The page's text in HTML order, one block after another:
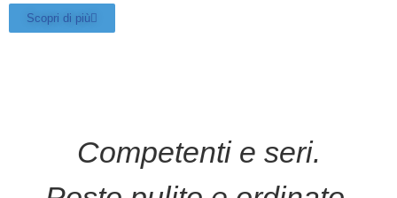
Scopri di più
Competenti e seri.